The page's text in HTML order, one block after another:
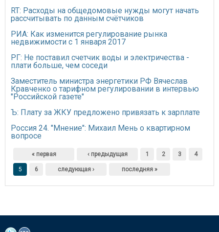
RT: Расходы на общедомовые нужды могут начать
рассчитывать по данным счётчиков
РИА: Как изменится регулирование рынка
недвижимости с 1 января 2017
РГ: Не поставил счетчик воды и электричества -
плати больше, чем соседи
Заместитель министра энергетики РФ Вячеслав
Кравченко о тарифном регулировании в интервью
"Российской газете"
Ъ: Плату за ЖКУ предложено привязать к зарплате
Россия 24. "Мнение": Михаил Мень о квартирном
вопросе
Страницы
« первая ‹ предыдущая 1 2 3 4
5 6 следующая › последняя »